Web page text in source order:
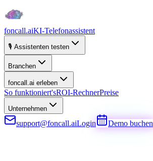
foncall.aiKI-Telefonassistent
🎙️ Assistenten testen
Branchen
foncall.ai erleben
So funktioniert'sROI-RechnerPreise
Unternehmen
support@foncall.aiLogin Demo buchen